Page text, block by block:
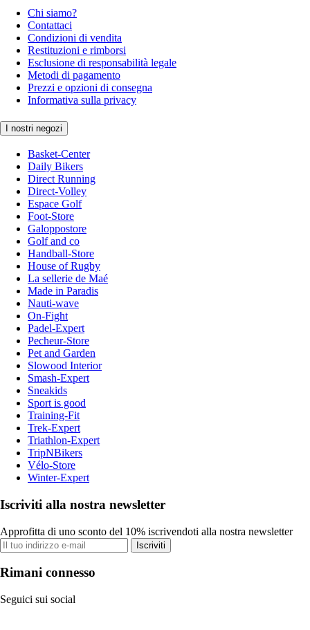
Chi siamo?
Contattaci
Condizioni di vendita
Restituzioni e rimborsi
Esclusione di responsabilità legale
Metodi di pagamento
Prezzi e opzioni di consegna
Informativa sulla privacy
I nostri negozi
Basket-Center
Daily Bikers
Direct Running
Direct-Volley
Espace Golf
Foot-Store
Galoppostore
Golf and co
Handball-Store
House of Rugby
La sellerie de Maé
Made in Paradis
Nauti-wave
On-Fight
Padel-Expert
Pecheur-Store
Pet and Garden
Slowood Interior
Smash-Expert
Sneakids
Sport is good
Training-Fit
Trek-Expert
Triathlon-Expert
TripNBikers
Vélo-Store
Winter-Expert
Iscriviti alla nostra newsletter
Approfitta di uno sconto del 10% iscrivendoti alla nostra newsletter
Iscriviti
Rimani connesso
Seguici sui social